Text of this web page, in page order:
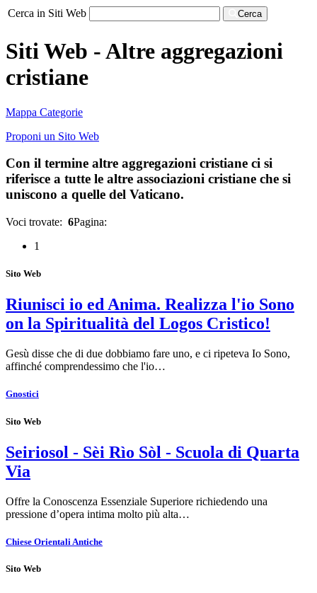
Cerca in Siti Web Cerca
Siti Web - Altre aggregazioni
cristiane
Mappa Categorie
Proponi un Sito Web
Con il termine altre aggregazioni cristiane ci si
riferisce a tutte le altre associazioni cristiane che si
uniscono a quelle del Vaticano.
Voci trovate: 6Pagina:
1
Sito Web
Riunisci io ed Anima. Realizza l'io Sono
on la Spiritualità del Logos Cristico!
Gesù disse che di due dobbiamo fare uno, e ci ripeteva Io Sono,
affinché comprendessimo che l'io…
Gnostici
Sito Web
Seiriosol - Sèi Rìo Sòl - Scuola di Quarta
Via
Offre la Conoscenza Essenziale Superiore richiedendo una
pressione d’opera intima molto più alta…
Chiese Orientali Antiche
Sito Web